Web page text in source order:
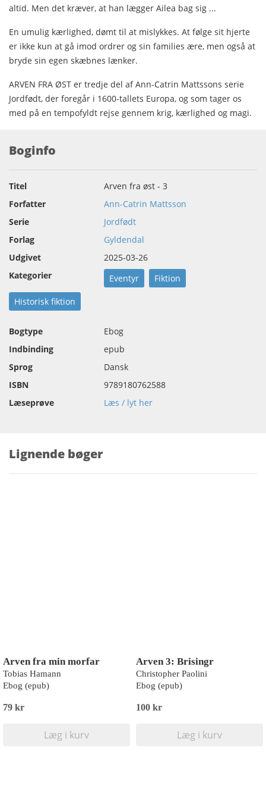
altid. Men det kræver, at han lægger Ailea bag sig ...
En umulig kærlighed, dømt til at mislykkes. At følge sit hjerte
er ikke kun at gå imod ordrer og sin families ære, men også at
bryde sin egen skæbnes lænker.
ARVEN FRA ØST er tredje del af Ann-Catrin Mattssons serie
Jordfødt, der foregår i 1600-tallets Europa, og som tager os
med på en tempofyldt rejse gennem krig, kærlighed og magi.
Boginfo
Titel
Arven fra øst - 3
Forfatter
Ann-Catrin Mattsson
Serie
Jordfødt
Forlag
Gyldendal
Udgivet
2025-03-26
Kategorier
Eventyr Fiktion
Historisk fiktion
Bogtype
Ebog
Indbinding
epub
Sprog
Dansk
ISBN
9789180762588
Læseprøve
Læs / lyt her
Lignende bøger
Arven fra min morfar
Tobias Hamann
Ebog (epub)
79 kr
Læg i kurv
Arven 3: Brisingr
Christopher Paolini
Ebog (epub)
100 kr
Læg i kurv